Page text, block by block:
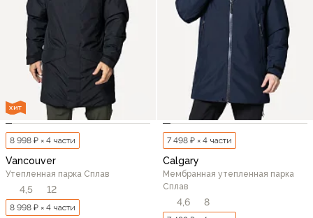
ХИТ
8 998 ₽ × 4 части
Vancouver
Утепленная парка Сплав
4,5 12
8 998 ₽ × 4 части
7 498 ₽ × 4 части
Calgary
Мембранная утепленная парка
Сплав
4,6 8